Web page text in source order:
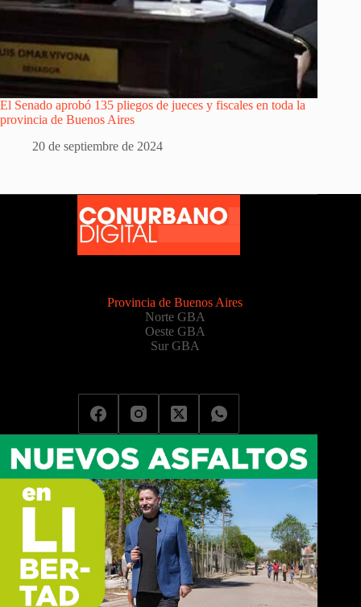
El Senado aprobó 135 pliegos de jueces y fiscales en toda la
provincia de Buenos Aires
20 de septiembre de 2024
Provincia de Buenos Aires
Norte GBA
Oeste GBA
Sur GBA